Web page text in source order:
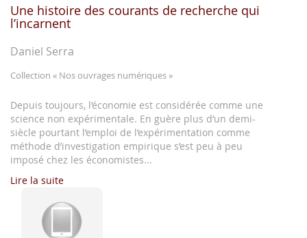
de
la
d'image
Une histoire des courants de recherche qui
l’incarnent
Daniel Serra
Collection « Nos ouvrages numériques »
Depuis toujours, l’économie est considérée comme une
science non expérimentale. En guère plus d’un demi-
siècle pourtant l’emploi de l’expérimentation comme
méthode d’investigation empirique s’est peu à peu
imposé chez les économistes...
Lire la suite